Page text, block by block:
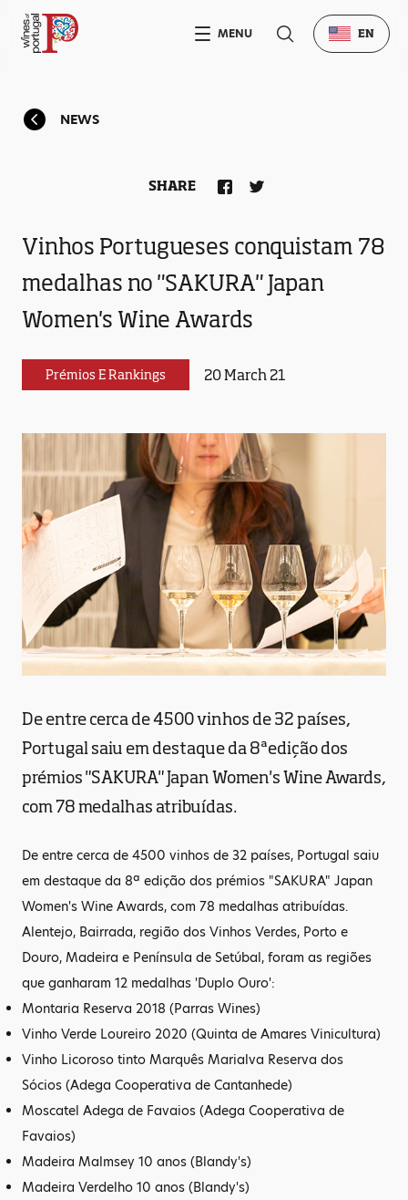
NEWS
Vinhos Portugueses conquistam 78
medalhas no "SAKURA" Japan
Women's Wine Awards
Prémios E Rankings 20 March 21
SHARE
De entre cerca de 4500 vinhos de 32 países,
Portugal saiu em destaque da 8ªedição dos
prémios "SAKURA" Japan Women's Wine Awards,
com 78 medalhas atribuídas.
De entre cerca de 4500 vinhos de 32 países, Portugal saiu
em destaque da 8ª edição dos prémios "SAKURA" Japan
Women's Wine Awards, com 78 medalhas atribuídas.
Alentejo, Bairrada, região dos Vinhos Verdes, Porto e
Douro, Madeira e Península de Setúbal, foram as regiões
que ganharam 12 medalhas 'Duplo Ouro':
Montaria Reserva 2018 (Parras Wines)
Vinho Verde Loureiro 2020 (Quinta de Amares Vinicultura)
Vinho Licoroso tinto Marquês Marialva Reserva dos
Sócios (Adega Cooperativa de Cantanhede)
Moscatel Adega de Favaios (Adega Cooperativa de
Favaios)
Madeira Malmsey 10 anos (Blandy's)
Madeira Verdelho 10 anos (Blandy's)
MENU EN